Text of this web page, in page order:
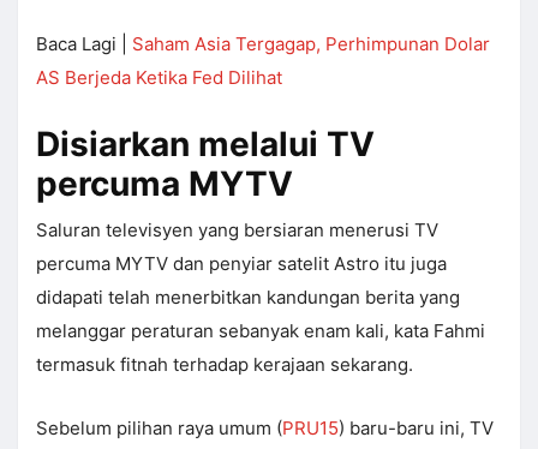
Baca Lagi | Saham Asia Tergagap, Perhimpunan Dolar
AS Berjeda Ketika Fed Dilihat
Disiarkan melalui TV
percuma MYTV
Saluran televisyen yang bersiaran menerusi TV
percuma MYTV dan penyiar satelit Astro itu juga
didapati telah menerbitkan kandungan berita yang
melanggar peraturan sebanyak enam kali, kata Fahmi
termasuk fitnah terhadap kerajaan sekarang.
Sebelum pilihan raya umum (PRU15) baru-baru ini, TV